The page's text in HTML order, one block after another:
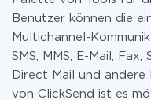
Benutzer können die
Multichannel-
SMS, MMS, E-Mail,
Direct Mail und
von ClickSend ist es